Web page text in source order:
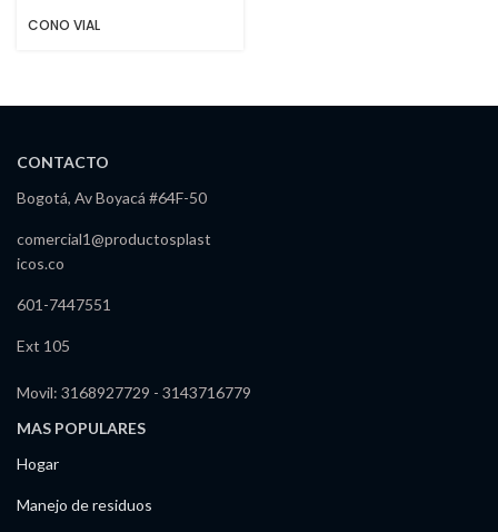
CONO VIAL
CONTACTO
Bogotá, Av Boyacá #64F-50
comercial1@productosplast
icos.co
601-7447551
Ext 105
Movil: 3168927729 - 3143716779
MAS POPULARES
Hogar
Manejo de residuos